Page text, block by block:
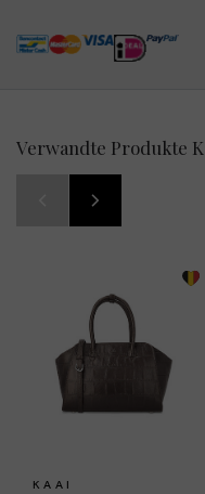
Verwandte Produkte
KAAI